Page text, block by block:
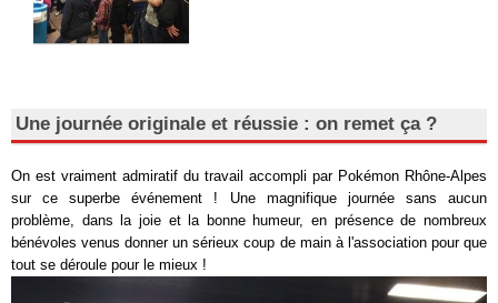
Une journée originale et réussie : on remet ça ?
On est vraiment admiratif du travail accompli par Pokémon Rhône-Alpes
sur ce superbe événement ! Une magnifique journée sans aucun
problème, dans la joie et la bonne humeur, en présence de nombreux
bénévoles venus donner un sérieux coup de main à l'association pour que
tout se déroule pour le mieux !